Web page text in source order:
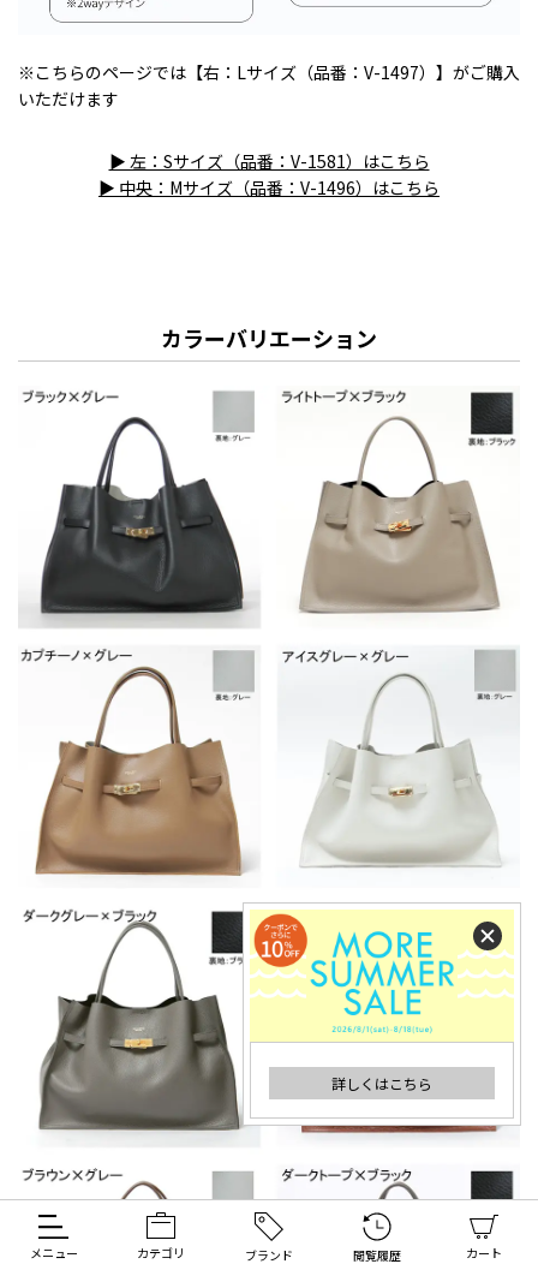
詳しくはこちら
メニュー カテゴリ ブランド 閲覧履歴 カート
※こちらのページでは【右：Lサイズ（品番：V-1497）】がご購入
いただけます
▶ 左：Sサイズ（品番：V-1581）はこちら
▶ 中央：Mサイズ（品番：V-1496）はこちら
カラーバリエーション